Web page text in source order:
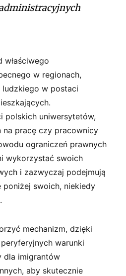
właściwego
w regionach,
ludzkiego w postaci
polskich uniwersytetów,
na pracę czy pracownicy
ograniczeń prawnych
wykorzystać swoich
i zazwyczaj podejmują
swoich, niekiedy
mechanizm, dzięki
warunki
dla imigrantów
aby skutecznie